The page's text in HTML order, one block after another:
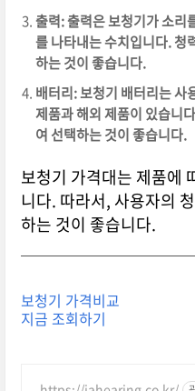
출력: 출력은 보청기가 소리
를 나타내는 수치입니다. 청
하는 것이 좋습니다.
배터리: 보청기 배터리는 사
제품과 해외 제품이 있습니
여 선택하는 것이 좋습니다.
보청기 가격대는 제품에
니다. 따라서, 사용자의
하는 것이 좋습니다.
보청기 가격비교
지금 조회하기